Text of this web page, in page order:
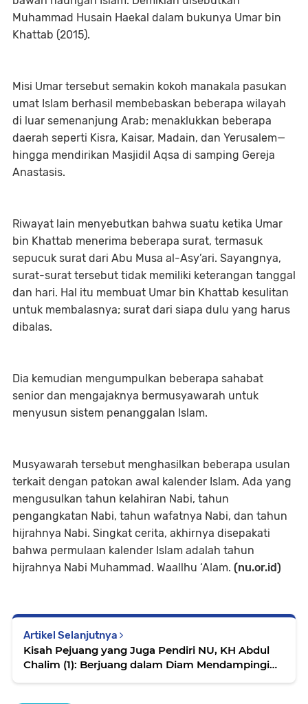
Muhammad Husain Haekal dalam bukunya Umar bin
Khattab (2015).
Misi Umar tersebut semakin kokoh manakala pasukan
umat Islam berhasil membebaskan beberapa wilayah
di luar semenanjung Arab; menaklukkan beberapa
daerah seperti Kisra, Kaisar, Madain, dan Yerusalem—
hingga mendirikan Masjidil Aqsa di samping Gereja
Anastasis.
Riwayat lain menyebutkan bahwa suatu ketika Umar
bin Khattab menerima beberapa surat, termasuk
sepucuk surat dari Abu Musa al-Asy’ari. Sayangnya,
surat-surat tersebut tidak memiliki keterangan tanggal
dan hari. Hal itu membuat Umar bin Khattab kesulitan
untuk membalasnya; surat dari siapa dulu yang harus
dibalas.
Dia kemudian mengumpulkan beberapa sahabat
senior dan mengajaknya bermusyawarah untuk
menyusun sistem penanggalan Islam.
Musyawarah tersebut menghasilkan beberapa usulan
terkait dengan patokan awal kalender Islam. Ada yang
mengusulkan tahun kelahiran Nabi, tahun
pengangkatan Nabi, tahun wafatnya Nabi, dan tahun
hijrahnya Nabi. Singkat cerita, akhirnya disepakati
bahwa permulaan kalender Islam adalah tahun
hijrahnya Nabi Muhammad. Waallhu ‘Alam. (nu.or.id)
Artikel Selanjutnya
Kisah Pejuang yang Juga Pendiri NU, KH Abdul
Chalim (1): Berjuang dalam Diam Mendampingi